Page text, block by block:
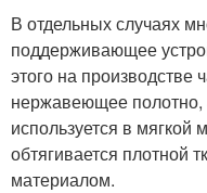
В отдельных случаях
поддерживающее
этого на производстве
нержавеющее полотно,
используется в мягкой
обтягивается плотной
материалом.